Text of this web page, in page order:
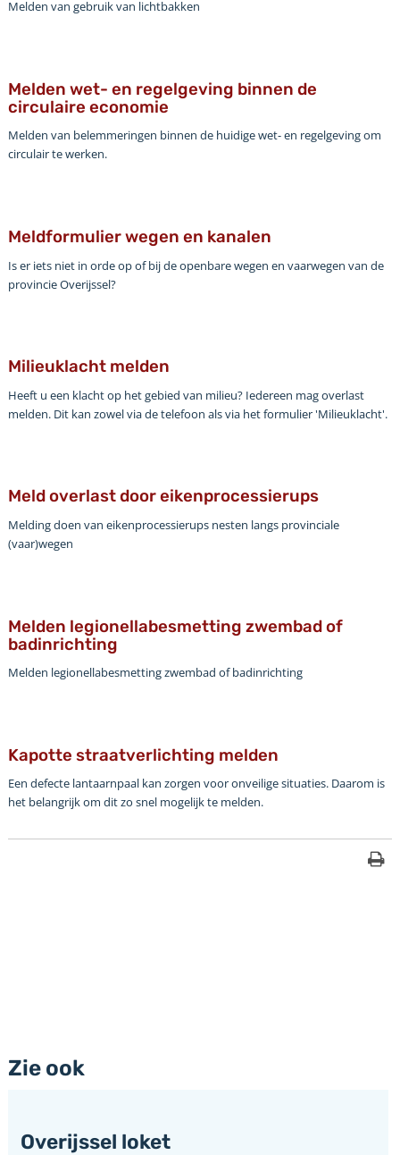
Melden van gebruik van lichtbakken
Melden wet- en regelgeving binnen de
circulaire economie
Melden van belemmeringen binnen de huidige wet- en regelgeving om
circulair te werken.
Meldformulier wegen en kanalen
Is er iets niet in orde op of bij de openbare wegen en vaarwegen van de
provincie Overijssel?
Milieuklacht melden
Heeft u een klacht op het gebied van milieu? Iedereen mag overlast
melden. Dit kan zowel via de telefoon als via het formulier 'Milieuklacht'.
Meld overlast door eikenprocessierups
Melding doen van eikenprocessierups nesten langs provinciale
(vaar)wegen
Melden legionellabesmetting zwembad of
badinrichting
Melden legionellabesmetting zwembad of badinrichting
Kapotte straatverlichting melden
Een defecte lantaarnpaal kan zorgen voor onveilige situaties. Daarom is
het belangrijk om dit zo snel mogelijk te melden.
Zie ook
Overijssel loket